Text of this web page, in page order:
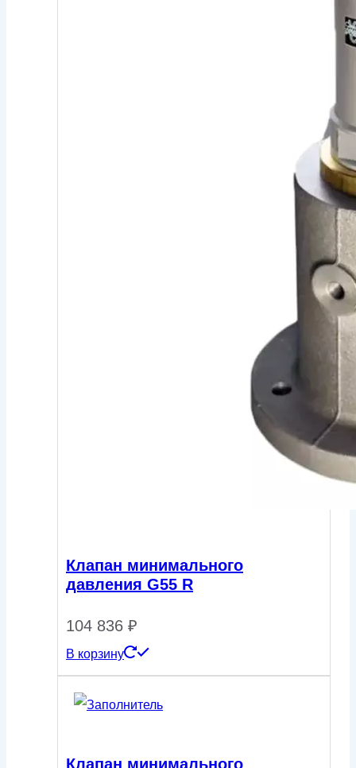
Клапан минимального
давления G55 R
104 836 ₽
В корзину
Клапан минимального